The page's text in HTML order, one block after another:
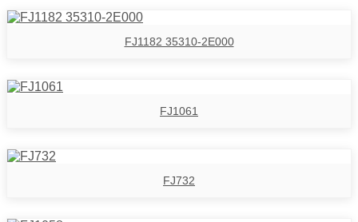
FJ1182 35310-2E000
FJ1061
FJ732